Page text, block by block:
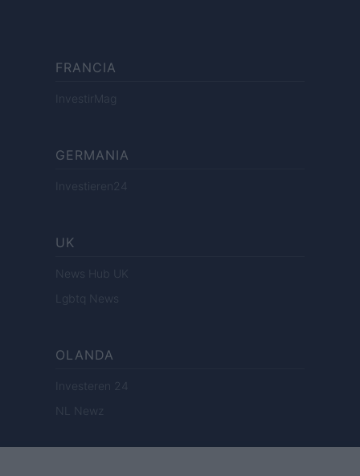
FRANCIA
InvestirMag
GERMANIA
Investieren24
UK
News Hub UK
Lgbtq News
OLANDA
Investeren 24
NL Newz